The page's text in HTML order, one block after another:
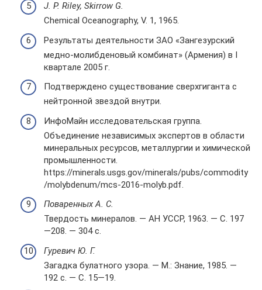
J. P. Riley, Skirrow G.
Chemical Oceanography, V. 1, 1965.
Результаты деятельности ЗАО «Зангезурский
медно-молибденовый комбинат» (Армения) в I
квартале 2005 г.
Подтверждено существование сверхгиганта с
нейтронной звездой внутри.
ИнфоМайн исследовательская группа.
Объединение независимых экспертов в области
минеральных ресурсов, металлургии и химической
промышленности.
https://minerals.usgs.gov/minerals/pubs/commodity
/molybdenum/mcs-2016-molyb.pdf.
Поваренных А. С.
Твердость минералов. — АН УССР, 1963. — С. 197
—208. — 304 с.
Гуревич Ю. Г.
Загадка булатного узора. — М.: Знание, 1985. —
192 с. — С. 15—19.